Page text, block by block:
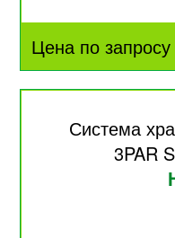
Цена по запросу
Система
3PAR